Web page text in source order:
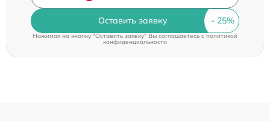
Оставить заявку
Нажимая на кнопку "Оставить заявку" Вы соглашаетесь c политикой
конфиденциальности